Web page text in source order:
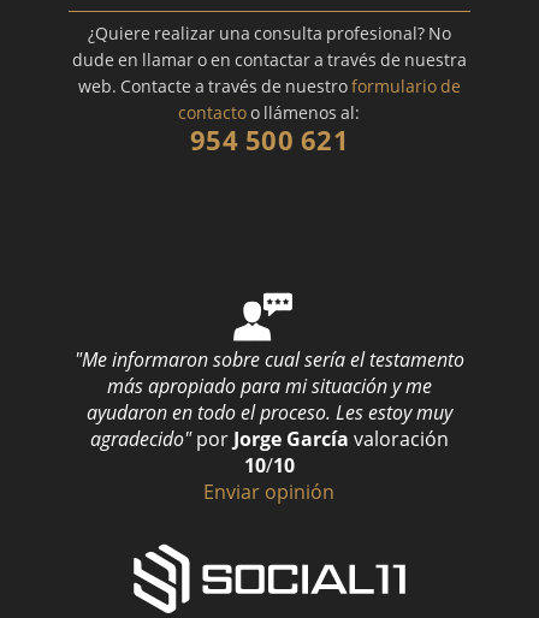
¿Quiere realizar una consulta profesional? No
dude en llamar o en contactar a través de nuestra
web. Contacte a través de nuestroformulario de
contactoo llámenos al:
954 500 621
"Me informaron sobre cual sería el testamento
más apropiado para mi situación y me
ayudaron en todo el proceso. Les estoy muy
agradecido" por Jorge García valoración
10/10
Enviar opinión